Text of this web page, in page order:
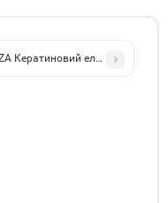
Ultimate Detangler Henna Red
Кератиновий еліксир для